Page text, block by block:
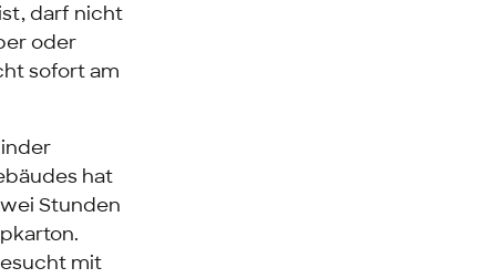
darf nicht
oder
sofort am
hat
Stunden
mit